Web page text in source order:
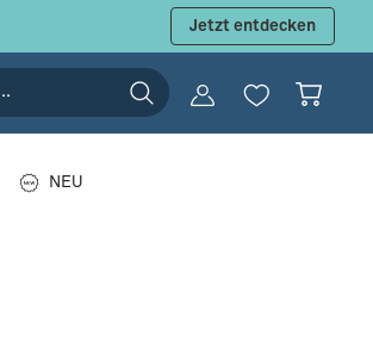
Jetzt entdecken
NEU